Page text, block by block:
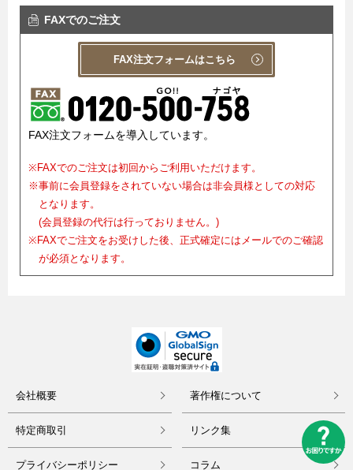
FAXでのご注文
FAX注文フォームはこちら
FAX注文フォームを導入しています。
※FAXでのご注文は初回からご利用いただけます。
※事前に会員登録をされていない場合は非会員様としての対応
となります。
(会員登録の代行は行っておりません。)
※FAXでご注文をお受けした後、正式確定にはメールでのご確認
が必須となります。
会社概要
特定商取引
プライバシーポリシー
著作権について
リンク集
コラム